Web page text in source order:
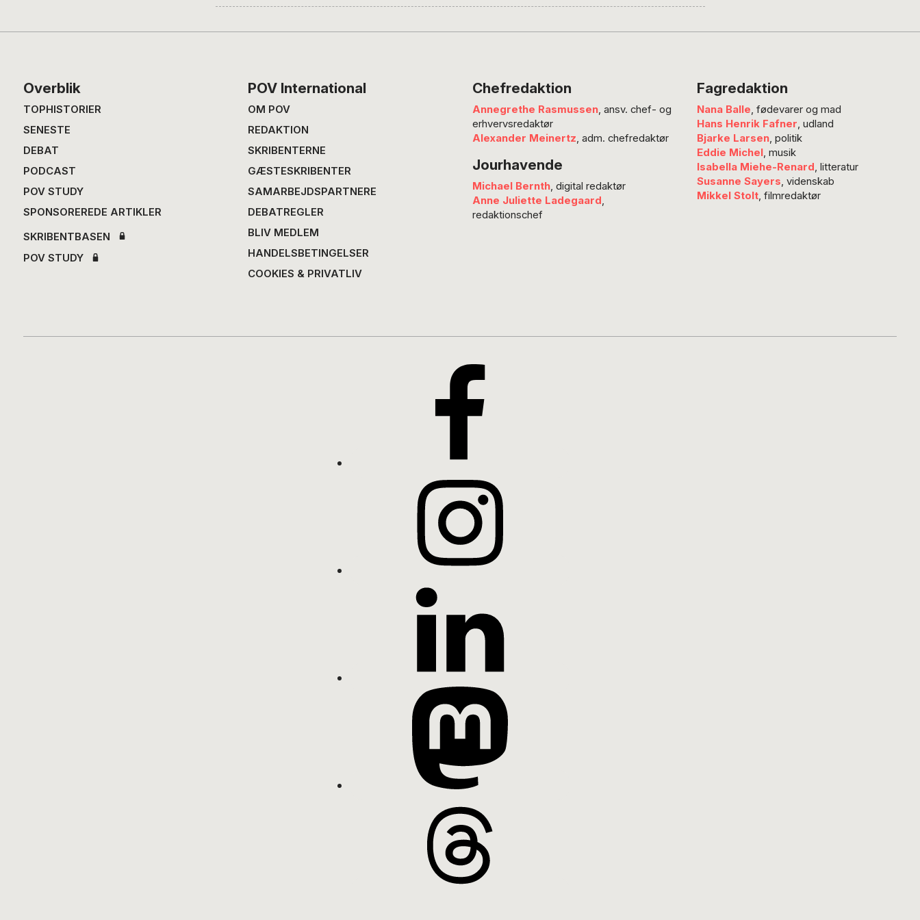
chefer skal tage ansvar og
deres egne. En fremtvungen
undskyldning efter års
forseelser og en forsikring
om at være “et andet
tilsyneladende, uanset hvor…
Footer
Overblik
TOPHISTORIER
SENESTE
DEBAT
PODCAST
POV STUDY
SPONSOREREDE ARTIKLER
SKRIBENTBASEN
POV STUDY
POV International
OM POV
REDAKTION
SKRIBENTERNE
GÆSTESKRIBENTER
SAMARBEJDSPARTNERE
DEBATREGLER
BLIV MEDLEM
HANDELSBETINGELSER
COOKIES & PRIVATLIV
Chefredaktion
Annegrethe Rasmussen, ansv. chef- og
erhvervsredaktør
Alexander Meinertz, adm. chefredaktør
Jourhavende
Michael Bernth, digital redaktør
Anne Juliette Ladegaard
redaktionschef
Fagredaktion
Nana Balle, fødevarer og mad
Hans Henrik Fafner, udland
Bjarke Larsen, politik
Eddie Michel, musik
Isabella Miehe-Renard, litteratur
Susanne Sayers, videnskab
Mikkel Stolt, filmredaktør